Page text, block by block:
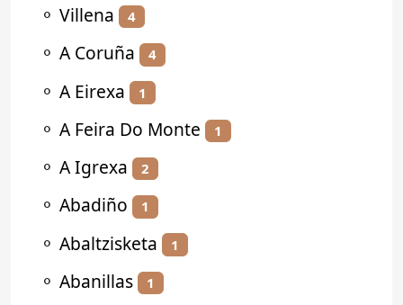
⚬ Villena 4
⚬ A Coruña 4
⚬ A Eirexa 1
⚬ A Feira Do Monte 1
⚬ A Igrexa 2
⚬ Abadiño 1
⚬ Abaltzisketa 1
⚬ Abanillas 1